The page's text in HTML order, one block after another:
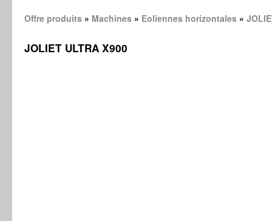
Offre produits » Machines » Eoliennes horizontales »
JOLIET ULTRA X900